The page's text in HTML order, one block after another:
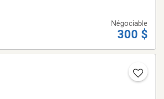
Négociable
300 $